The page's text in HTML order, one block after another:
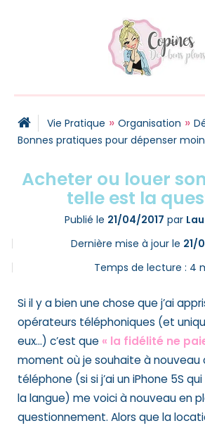
Vie Pratique » Organisation »
Bonnes pratiques pour dépenser
Acheter ou louer
telle est la
Publié le 21/04/2017 par
Dernière mise à jour le 21/
Temps de lecture : 4
Si il y a bien une chose que j’ai
opérateurs téléphoniques (et
eux…) c’est que « la fidélité ne
moment où je souhaite à nouveau
téléphone (si si j’ai un iPhone 5S
la langue) me voici à nouveau en
questionnement. Alors que la